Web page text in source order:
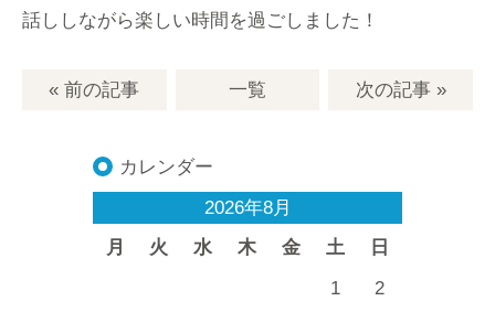
話ししながら楽しい時間を過ごしました！
« 前の記事 一覧 次の記事»
カレンダー
2026年8月
月
火 水 木 金 土 日
1
2